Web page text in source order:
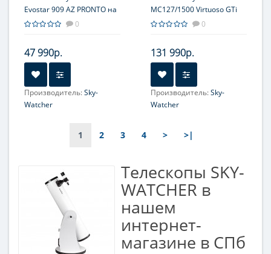
Evostar 909 AZ PRONTO на
треноге Star Adventurer
0
47 990р.
Производитель:Sky-
Watcher
Диаметр главного зеркала
Фокусное расстояние, мм:
Максимальное полезное
увеличение, крат:
MC127/1500 Virtuoso GTi
GOTO, настольный
0
131 990р.
Производитель:Sky-
Watcher
Диаметр главного зеркала
Фокусное расстояние, мм:
1500
Максимальное полезное
254
1 2 3 4 > >|
Телескопы SKY-
WATCHER в
нашем
интернет-
магазине в СПб